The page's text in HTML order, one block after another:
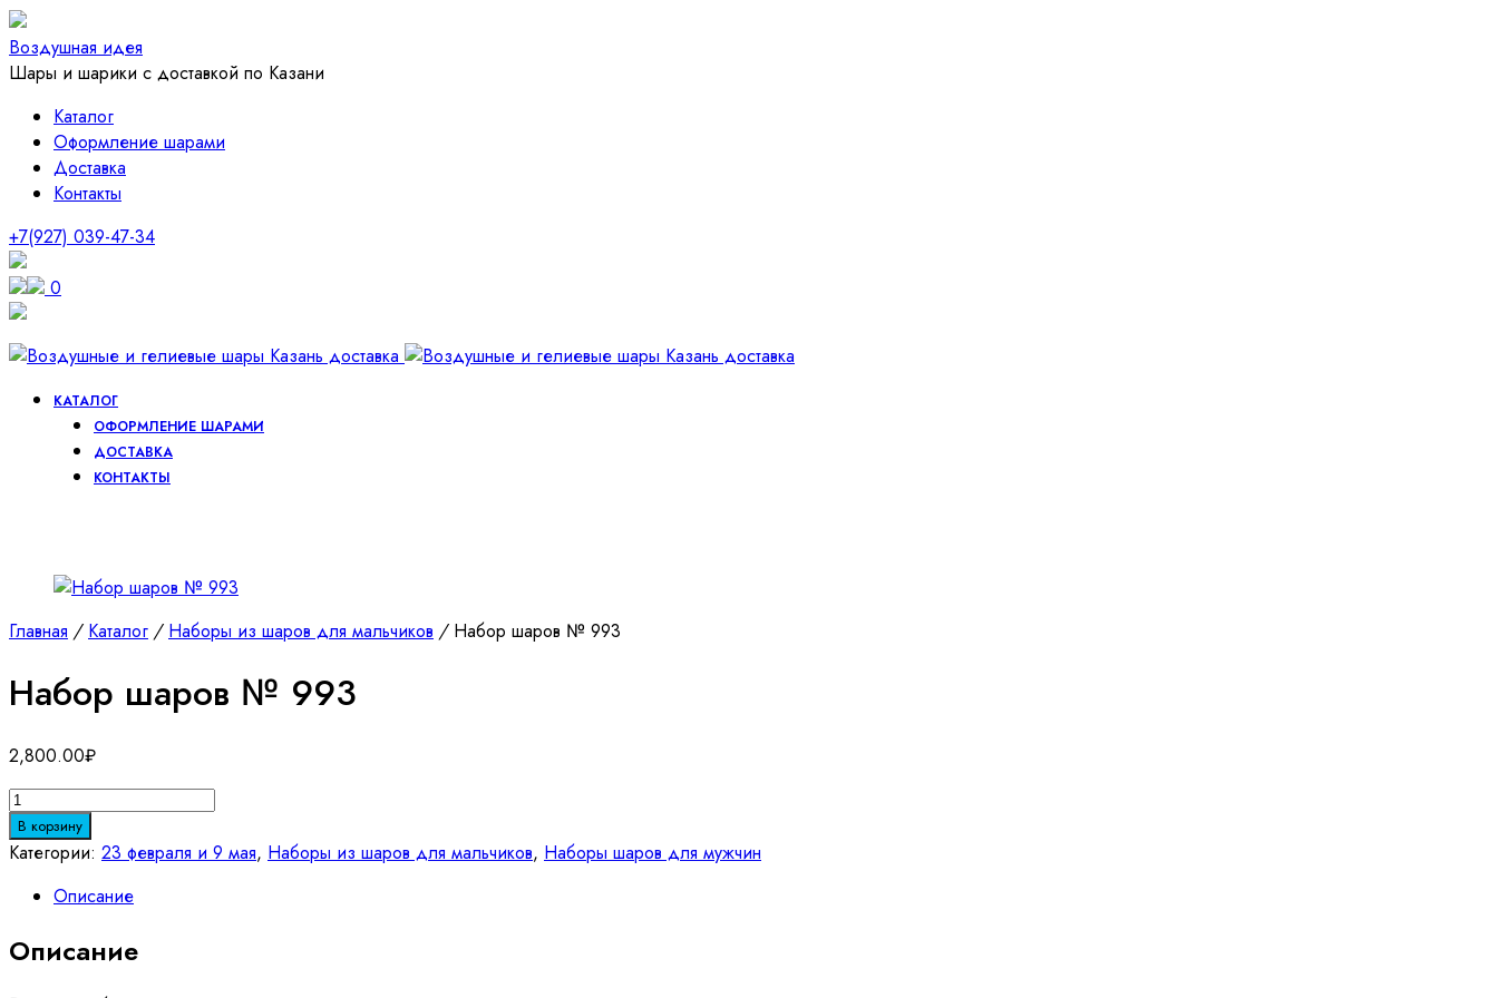
Воздушная идея
Шары и шарики с доставкой по Казани
Каталог
Оформление шарами
Доставка
Контакты
+7(927) 039-47-34
0
КАТАЛОГ
ОФОРМЛЕНИЕ ШАРАМИ
ДОСТАВКА
КОНТАКТЫ
Главная / Каталог / Наборы из шаров для мальчиков /Набор шаров № 993
Набор шаров № 993
2,800.00₽
Количество
товара
Набор
В корзину
Категории: 23 февраля и 9 мая, Наборы из шаров для мальчиков, Наборы шаров для мужчин
Описание
Описание